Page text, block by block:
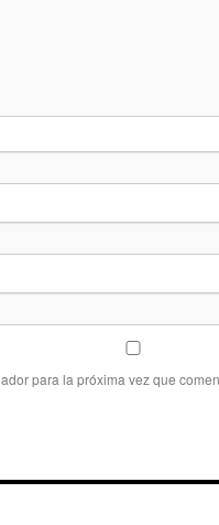
para la próxima vez que